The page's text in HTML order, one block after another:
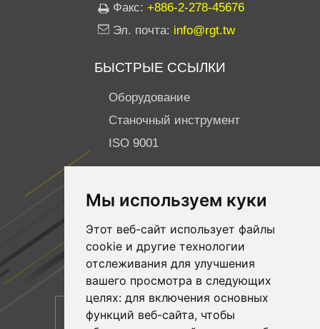
Мы используем куки
Этот веб-сайт использует файлы
cookie и другие технологии
отслеживания для улучшения
вашего просмотра в следующих
целях: для включения основных
функций веб-сайта, чтобы
Факс: +886-2-278-45676
Эл. почта: info@rgt.tw
БЫСТРЫЕ ССЫЛКИ
Оборудование
Станочный инструмент
ISO 9001
Facebook
YouTube
Linkedin